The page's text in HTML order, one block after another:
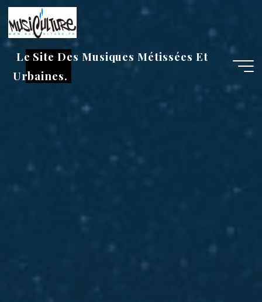
Aller
au
contenu
Le Site Des Musiques Métissées Et
Urbaines.